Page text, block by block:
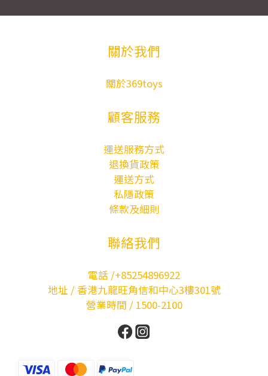
關於我們
關於369toys
顧客服務
運送服務方式
退換貨政策
運送方式
私隱政策
條款及細則
聯絡我們
電話 /+85254896922
地址 / 香港九龍旺角信和中心3樓301號
營業時間 / 1500-2100